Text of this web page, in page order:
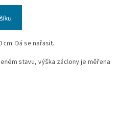
cm. Dá se nařasit.
stavu, výška záclony je měřena